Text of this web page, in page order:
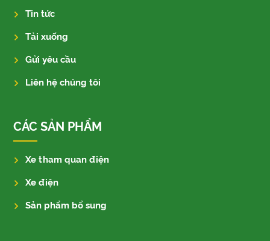
Tin tức
Tải xuống
Gửi yêu cầu
Liên hệ chúng tôi
CÁC SẢN PHẨM
Xe tham quan điện
Xe điện
Sản phẩm bổ sung